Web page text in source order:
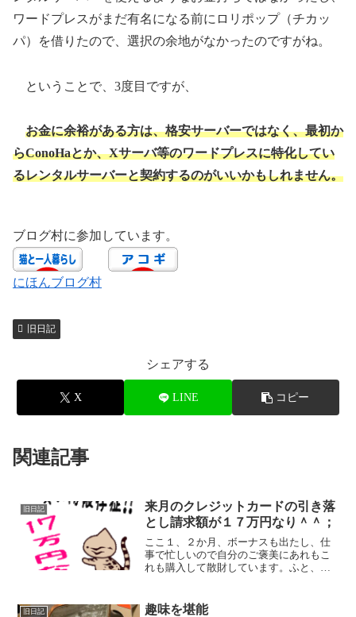
ワードプレスがまだ有名になる前にロリポップ（チカッ
パ）を借りたので、選択の余地がなかったのですがね。
ということで、3度目ですが、
お金に余裕がある方は、格安サーバーではなく、最初か
らConoHaとか、Xサーバ等のワードプレスに特化してい
るレンタルサーバーと契約するのがいいかもしれません。
ブログ村に参加しています。
にほんブログ村
旧日記
シェアする
X LINE コピー
関連記事
旧日記
来月のクレジットカードの引き落
とし請求額が１７万円なり＾＾；
ここ１、２か月、ボーナスも出たし、仕
事で忙しいので自分のご褒美にあれもこ
れも購入して散財しています。ふと、
い、脳内で皮算用。 ・ミニギター２
旧日記 趣味を堪能